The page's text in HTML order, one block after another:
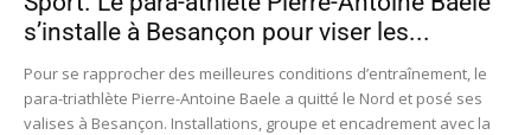
s’installe à Besançon pour viser les...
Pour se rapprocher des meilleures conditions d’entraînement, le
para-triathlète Pierre-Antoine Baele a quitté le Nord et posé ses
valises à Besançon. Installations, groupe et encadrement avec la